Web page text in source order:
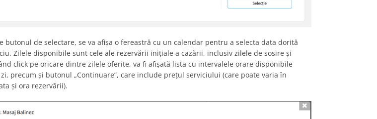
butonul de selectare, se va afișa o fereastră cu un calendar pentru a selecta data dorită
Zilele disponibile sunt cele ale rezervării inițiale a cazării, inclusiv zilele de sosire și
click pe oricare dintre zilele oferite, va fi afișată lista cu intervalele orare disponibile
precum și butonul „Continuare”, care include prețul serviciului (care poate varia în
și ora rezervării).